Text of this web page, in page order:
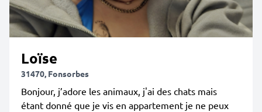
Loïse
31470, Fonsorbes
Bonjour, j’adore les animaux, j'ai des chats mais
étant donné que je vis en appartement je ne peux